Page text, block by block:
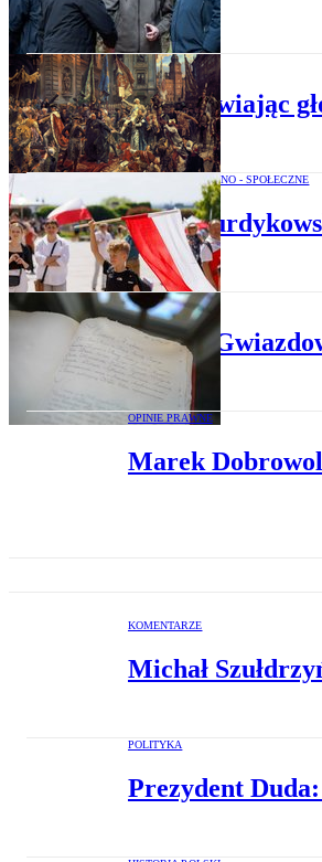
HISTORIA POLSKI
Przemawiając
OPINIE POLITYCZNO - SPOŁECZNE
Jerzy
OPINIE PRAWNE
Robert
OPINIE PRAWNE
Marek
KOMENTARZE
Michał
POLITYKA
Prezydent